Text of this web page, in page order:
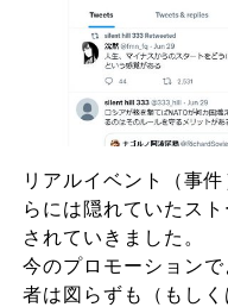
リアルイベント（事
らには隠れていたス
されていきました。
今のプロモーション
者は図らずも（もし